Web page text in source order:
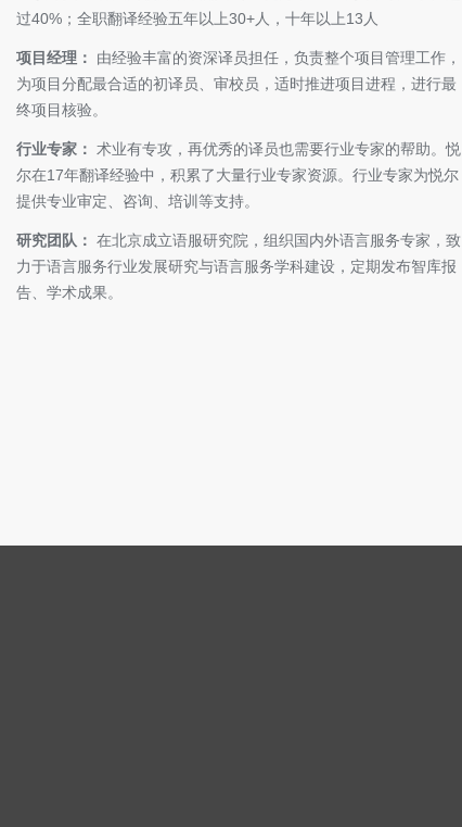
过40%；全职翻译经验五年以上30+人，十年以上13人
项目经理：
由经验丰富的资深译员担任，负责整个项目管理工作，
为项目分配最合适的初译员、审校员，适时推进项目进程，进行最
终项目核验。
行业专家： 术业有专攻，再优秀的译员也需要行业专家的帮助。悦
尔在17年翻译经验中，积累了大量行业专家资源。行业专家为悦尔
提供专业审定、咨询、培训等支持。
研究团队： 在北京成立语服研究院，组织国内外语言服务专家，致
力于语言服务行业发展研究与语言服务学科建设，定期发布智库报
告、学术成果。